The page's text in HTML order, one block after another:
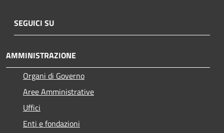
SEGUICI SU
AMMINISTRAZIONE
Organi di Governo
Aree Amministrative
Uffici
Enti e fondazioni